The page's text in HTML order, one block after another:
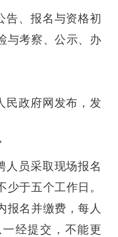
告、报名与资格初
与考察、公示、办
民政府网发布，发
人员采取现场报名
于五个工作日。
报名并缴费，每人
经提交，不能更